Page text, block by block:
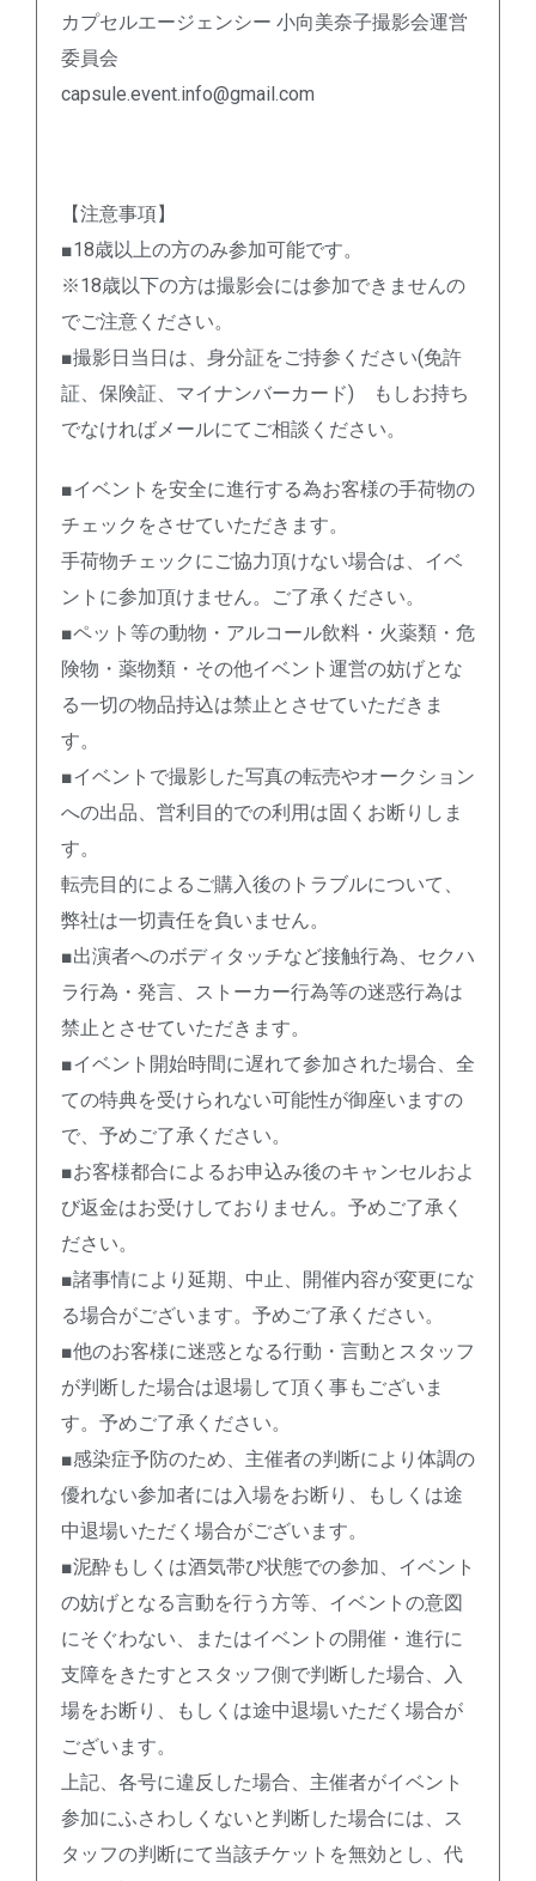
カプセルエージェンシー 小向美奈子撮影会運営
委員会
capsule.event.info@gmail.com
【注意事項】
■18歳以上の方のみ参加可能です。
※18歳以下の方は撮影会には参加できませんの
でご注意ください。
■撮影日当日は、身分証をご持参ください(免許
証、保険証、マイナンバーカード) もしお持ち
でなければメールにてご相談ください。
■イベントを安全に進行する為お客様の手荷物の
チェックをさせていただきます。
手荷物チェックにご協力頂けない場合は、イベ
ントに参加頂けません。ご了承ください。
■ペット等の動物・アルコール飲料・火薬類・危
険物・薬物類・その他イベント運営の妨げとな
る一切の物品持込は禁止とさせていただきま
す。
■イベントで撮影した写真の転売やオークション
への出品、営利目的での利用は固くお断りしま
す。
転売目的によるご購入後のトラブルについて、
弊社は一切責任を負いません。
■出演者へのボディタッチなど接触行為、セクハ
ラ行為・発言、ストーカー行為等の迷惑行為は
禁止とさせていただきます。
■イベント開始時間に遅れて参加された場合、全
ての特典を受けられない可能性が御座いますの
で、予めご了承ください。
■お客様都合によるお申込み後のキャンセルおよ
び返金はお受けしておりません。予めご了承く
ださい。
■諸事情により延期、中止、開催内容が変更にな
る場合がございます。予めご了承ください。
■他のお客様に迷惑となる行動・言動とスタッフ
が判断した場合は退場して頂く事もございま
す。予めご了承ください。
■感染症予防のため、主催者の判断により体調の
優れない参加者には入場をお断り、もしくは途
中退場いただく場合がございます。
■泥酔もしくは酒気帯び状態での参加、イベント
の妨げとなる言動を行う方等、イベントの意図
にそぐわない、またはイベントの開催・進行に
支障をきたすとスタッフ側で判断した場合、入
場をお断り、もしくは途中退場いただく場合が
ございます。
上記、各号に違反した場合、主催者がイベント
参加にふさわしくないと判断した場合には、ス
タッフの判断にて当該チケットを無効とし、代